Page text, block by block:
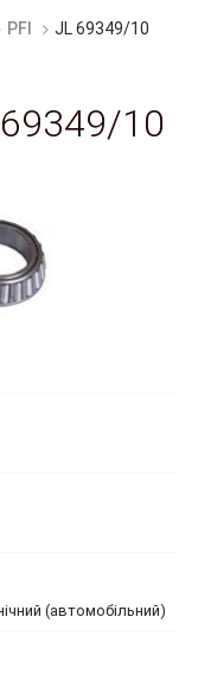
PFI JL 69349/10
10
(автомобільний)